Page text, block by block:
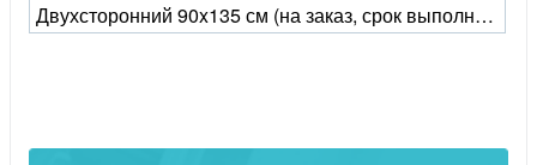
Двухсторонний 90x135 см (на заказ, срок выполнения 5 рабочих дней)